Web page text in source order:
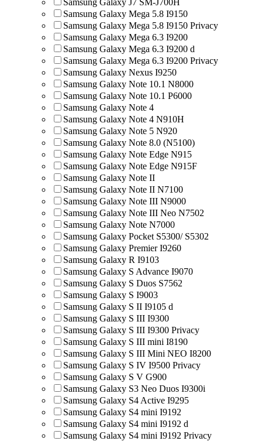
Samsung Galaxy Mega 5.8 I9150
Samsung Galaxy Mega 5.8 I9150 Privacy
Samsung Galaxy Mega 6.3 I9200
Samsung Galaxy Mega 6.3 I9200 d
Samsung Galaxy Mega 6.3 I9200 Privacy
Samsung Galaxy Nexus I9250
Samsung Galaxy Note 10.1 N8000
Samsung Galaxy Note 10.1 P6000
Samsung Galaxy Note 4
Samsung Galaxy Note 4 N910H
Samsung Galaxy Note 5 N920
Samsung Galaxy Note 8.0 (N5100)
Samsung Galaxy Note Edge N915
Samsung Galaxy Note Edge N915F
Samsung Galaxy Note II
Samsung Galaxy Note II N7100
Samsung Galaxy Note III N9000
Samsung Galaxy Note III Neo N7502
Samsung Galaxy Note N7000
Samsung Galaxy Pocket S5300/ S5302
Samsung Galaxy Premier I9260
Samsung Galaxy R I9103
Samsung Galaxy S Advance I9070
Samsung Galaxy S Duos S7562
Samsung Galaxy S I9003
Samsung Galaxy S II I9105 d
Samsung Galaxy S III I9300
Samsung Galaxy S III I9300 Privacy
Samsung Galaxy S III mini I8190
Samsung Galaxy S III Mini NEO I8200
Samsung Galaxy S IV I9500 Privacy
Samsung Galaxy S V G900
Samsung Galaxy S3 Neo Duos I9300i
Samsung Galaxy S4 Active I9295
Samsung Galaxy S4 mini I9192
Samsung Galaxy S4 mini I9192 d
Samsung Galaxy S4 mini I9192 Privacy